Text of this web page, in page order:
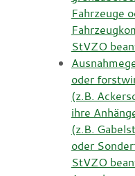
Fahrzeuge
StVZO
oder
(z.B.
ihre
(z.B.
oder
StVZO